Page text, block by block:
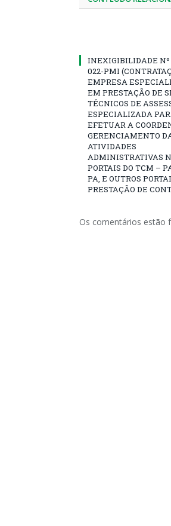
INEXIGIBILIDADE Nº
022-PMI
EMPRESA
EM PRESTAÇÃO DE
TÉCNICOS DE
ESPECIALIZADA
EFETUAR A
GERENCIAMENTO
ATIVIDADES
ADMINISTRATIVAS
PORTAIS DO TCM –
PA, E OUTROS
PRESTAÇÃO DE
Os comentários estão